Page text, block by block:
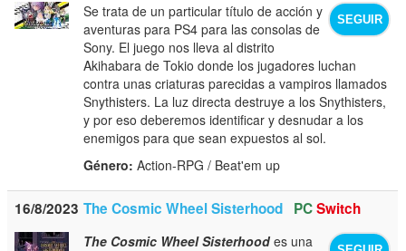
SEGUIR
Se trata de un particular título de acción y
aventuras para PS4 para las consolas de
Sony. El juego nos lleva al distrito
Akihabara de Tokio donde los jugadores luchan
contra unas criaturas parecidas a vampiros llamados
Snythisters. La luz directa destruye a los Snythisters,
y por eso deberemos identificar y desnudar a los
enemigos para que sean expuestos al sol.
Género: Action-RPG / Beat'em up
16/8/2023 The Cosmic Wheel Sisterhood PCSwitch
The Cosmic Wheel Sisterhoodes una